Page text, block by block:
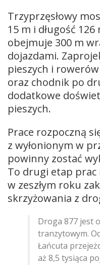
Trzyprzęsłowy
15 m i długość 126
obejmuje 300 m
dojazdami.
pieszych i
oraz chodnik po
dodatkowe
pieszych.
Prace rozpoczną
z wyłonionym w
powinny zostać
To drugi etap prac
w zeszłym roku
skrzyżowania z
Droga 877 jest
tranzytowym.
Łańcuta
aż 8,5 tysiąca